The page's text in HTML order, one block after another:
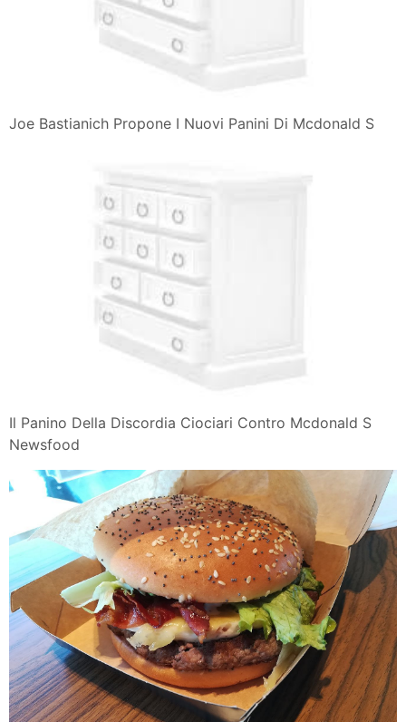
Joe Bastianich Propone I Nuovi Panini Di Mcdonald S
Il Panino Della Discordia Ciociari Contro Mcdonald S
Newsfood